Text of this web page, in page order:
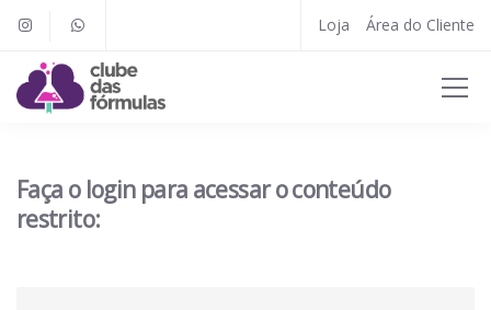
Loja Área do Cliente
Faça o login para acessar o conteúdo
restrito: